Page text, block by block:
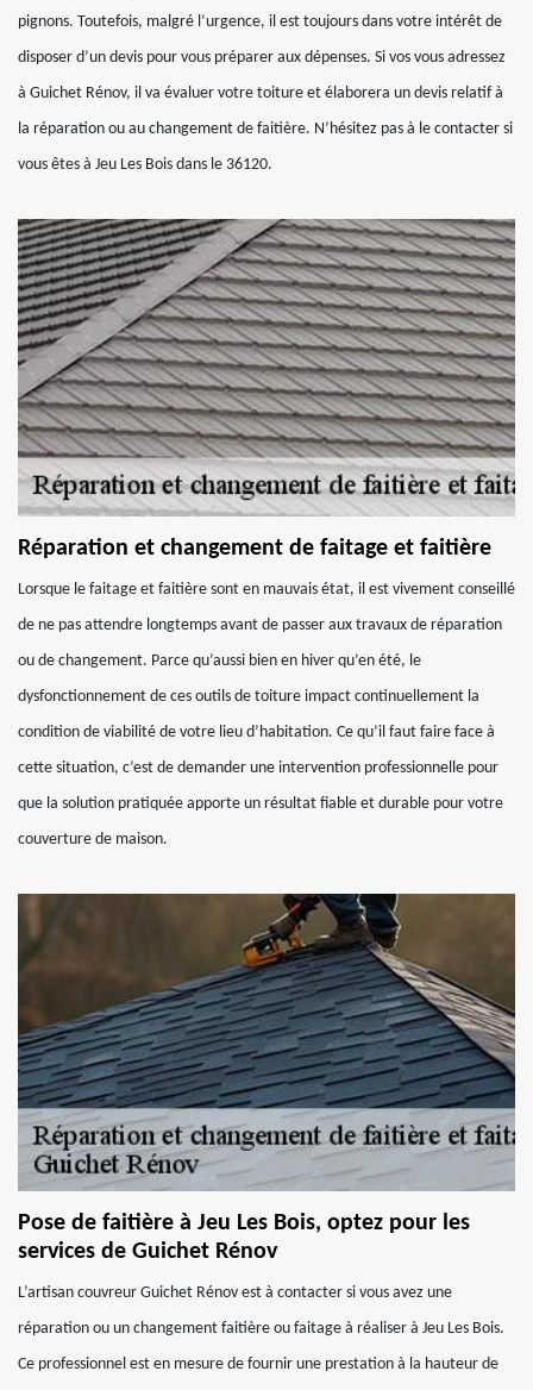
pignons. Toutefois, malgré l’urgence, il est toujours dans votre intérêt de
disposer d’un devis pour vous préparer aux dépenses. Si vos vous adressez
à Guichet Rénov, il va évaluer votre toiture et élaborera un devis relatif à
la réparation ou au changement de faitière. N’hésitez pas à le contacter si
vous êtes à Jeu Les Bois dans le 36120.
Réparation et changement de faitage et faitière
Lorsque le faitage et faitière sont en mauvais état, il est vivement conseillé
de ne pas attendre longtemps avant de passer aux travaux de réparation
ou de changement. Parce qu’aussi bien en hiver qu’en été, le
dysfonctionnement de ces outils de toiture impact continuellement la
condition de viabilité de votre lieu d’habitation. Ce qu’il faut faire face à
cette situation, c’est de demander une intervention professionnelle pour
que la solution pratiquée apporte un résultat fiable et durable pour votre
couverture de maison.
Pose de faitière à Jeu Les Bois, optez pour les
services de Guichet Rénov
L’artisan couvreur Guichet Rénov est à contacter si vous avez une
réparation ou un changement faitière ou faitage à réaliser à Jeu Les Bois.
Ce professionnel est en mesure de fournir une prestation à la hauteur de